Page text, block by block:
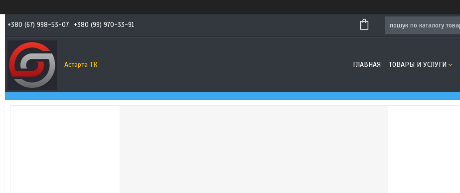
+380 (67) 998-53-07 +380 (99) 970-33-91
Астарта ТК ГЛАВНАЯ ТОВАРЫ И УСЛУГИ